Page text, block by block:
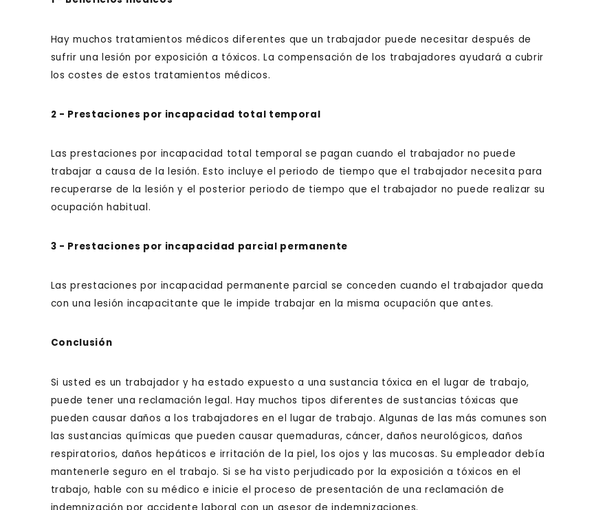
Hay muchos tratamientos médicos diferentes que un trabajador puede necesitar después de
sufrir una lesión por exposición a tóxicos. La compensación de los trabajadores ayudará a cubrir
los costes de estos tratamientos médicos.
2 - Prestaciones por incapacidad total temporal
Las prestaciones por incapacidad total temporal se pagan cuando el trabajador no puede
trabajar a causa de la lesión. Esto incluye el periodo de tiempo que el trabajador necesita para
recuperarse de la lesión y el posterior periodo de tiempo que el trabajador no puede realizar su
ocupación habitual.
3 - Prestaciones por incapacidad parcial permanente
Las prestaciones por incapacidad permanente parcial se conceden cuando el trabajador queda
con una lesión incapacitante que le impide trabajar en la misma ocupación que antes.
Conclusión
Si usted es un trabajador y ha estado expuesto a una sustancia tóxica en el lugar de trabajo,
puede tener una reclamación legal. Hay muchos tipos diferentes de sustancias tóxicas que
pueden causar daños a los trabajadores en el lugar de trabajo. Algunas de las más comunes son
las sustancias químicas que pueden causar quemaduras, cáncer, daños neurológicos, daños
respiratorios, daños hepáticos e irritación de la piel, los ojos y las mucosas. Su empleador debía
mantenerle seguro en el trabajo. Si se ha visto perjudicado por la exposición a tóxicos en el
trabajo, hable con su médico e inicie el proceso de presentación de una reclamación de
indemnización por accidente laboral con un asesor de indemnizaciones.